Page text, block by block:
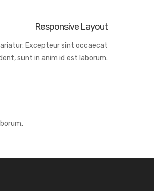
Responsive Layout
Excepteur sint occaecat
sunt in anim id est laborum.